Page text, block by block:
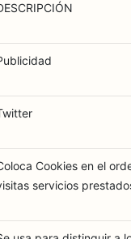
Cookies en el
servicios